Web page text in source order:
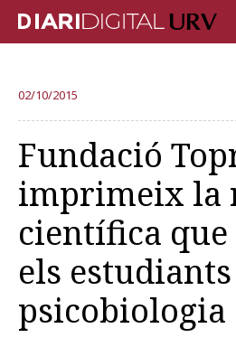
RECERCA
DOCÈNCIA
INSTITUCIÓ
VIDA AL CAMPUS
COMUNITAT URV
REPORTATGES
02/10/2015
Fundació
imprimeix la
científica
els
psicobiologia